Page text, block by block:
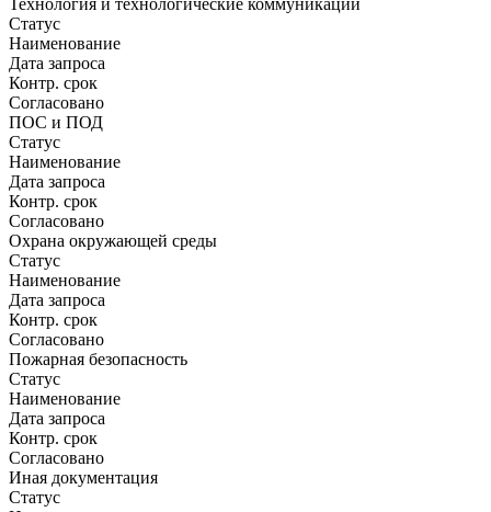
Технология и технологические коммуникации
Статус
Наименование
Дата запроса
Контр. срок
Согласовано
ПОС и ПОД
Статус
Наименование
Дата запроса
Контр. срок
Согласовано
Охрана окружающей среды
Статус
Наименование
Дата запроса
Контр. срок
Согласовано
Пожарная безопасность
Статус
Наименование
Дата запроса
Контр. срок
Согласовано
Иная документация
Статус